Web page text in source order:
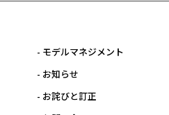
- モデルマネジメント
- お知らせ
- お詫びと訂正